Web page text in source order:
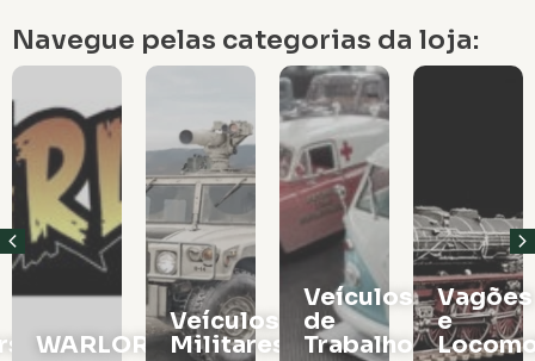
Navegue pelas categorias da loja:
WARLORD
Veículos
Militares
Veículos
de
Trabalho
Vagões
e